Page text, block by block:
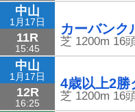
中山
1月17日
11R
15:45
カーバンク
芝 1200m 16
中山
1月17日
12R
16:25
4歳以上2勝
芝 1200m 16